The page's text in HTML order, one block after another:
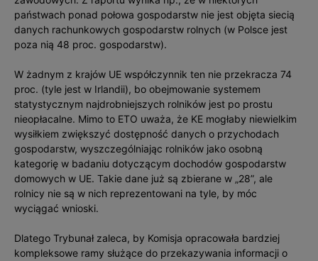
państwach ponad połowa gospodarstw nie jest objęta siecią
danych rachunkowych gospodarstw rolnych (w Polsce jest
poza nią 48 proc. gospodarstw).
W żadnym z krajów UE współczynnik ten nie przekracza 74
proc. (tyle jest w Irlandii), bo obejmowanie systemem
statystycznym najdrobniejszych rolników jest po prostu
nieopłacalne. Mimo to ETO uważa, że KE mogłaby niewielkim
wysiłkiem zwiększyć dostępność danych o przychodach
gospodarstw, wyszczególniając rolników jako osobną
kategorię w badaniu dotyczącym dochodów gospodarstw
domowych w UE. Takie dane już są zbierane w „28”, ale
rolnicy nie są w nich reprezentowani na tyle, by móc
wyciągać wnioski.
Dlatego Trybunał zaleca, by Komisja opracowała bardziej
kompleksowe ramy służące do przekazywania informacji o